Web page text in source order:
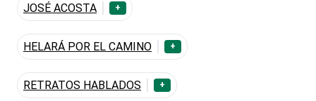
JOSÉ ACOSTA
+
HELARÁ POR EL CAMINO +
RETRATOS HABLADOS +